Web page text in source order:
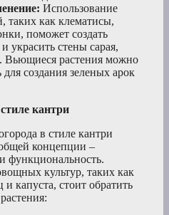
Использование
таких как клематисы,
поможет создать
украсить стены сарая,
Вьющиеся растения можно
для создания зеленых арок
кантри
в стиле кантри
концепции –
функциональность.
культур, таких как
капуста, стоит обратить